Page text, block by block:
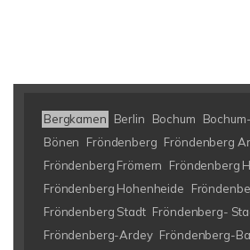
Bergkamen Berlin Bochum
Bönen
Fröndenberg Fröndenberg
Fröndenberg Frömern
Fröndenberg
Fröndenberg Hohenheide
Fröndenberg Stadt Fröndenberg-
Fröndenberg-Ardey Fröndenberg-